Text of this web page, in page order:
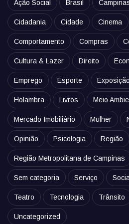
Ação Social Brasil
Cidadania Cidade Cinema
Comportamento Compras
Cultura & Lazer Direito
Emprego Esporte Exposição
Holambra Livros Meio
Mercado Imobiliário Mulher
Opinião Psicologia Região
Região Metropolitana de Campinas
Sem categoria Serviço
Teatro Tecnologia Trânsito
Uncategorized